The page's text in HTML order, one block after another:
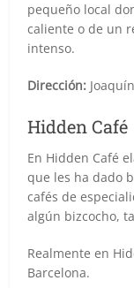
pequeño local
caliente o de un
intenso.
Dirección:
Hidden Café
En Hidden Café
que les ha dado
cafés de
algún bizcocho,
Realmente en
Barcelona.